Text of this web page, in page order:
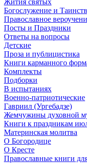
Жития святых
Богослужение и
Православное
Посты и Праздники
Ответы на вопросы
Детские
Проза и публицистика
Книги карманного
Комплекты
Подборки
В испытаниях
Военно-патриотические
Гавриил (Ургебадзе)
Жемчужины духовной
Книги к праздникам
Материнская молитва
О Богородице
О Кресте
Православные книги